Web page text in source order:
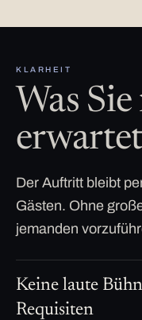
KLARHEIT
Was
Der Auftritt bleibt
Gästen. Ohne
jemanden
Keine laute
Requisiten